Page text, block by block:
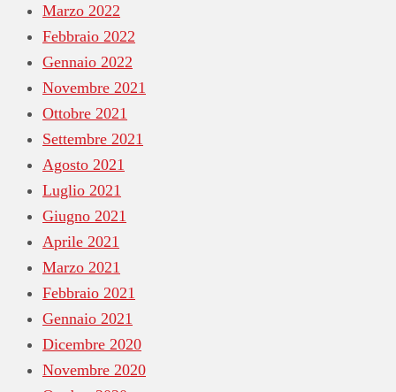
Marzo 2022
Febbraio 2022
Gennaio 2022
Novembre 2021
Ottobre 2021
Settembre 2021
Agosto 2021
Luglio 2021
Giugno 2021
Aprile 2021
Marzo 2021
Febbraio 2021
Gennaio 2021
Dicembre 2020
Novembre 2020